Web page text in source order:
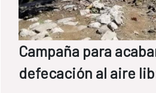
Campaña para
defecación al aire